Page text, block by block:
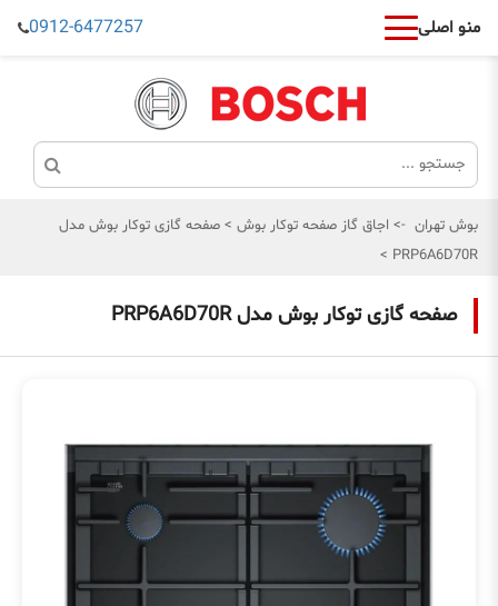
منو اصلی 0912-6477257
بوش تهران -> اجاق گاز صفحه توکار بوش > صفحه گازی توکار بوش مدل
PRP6A6D70R
>
صفحه گازی توکار بوش مدل PRP6A6D70R